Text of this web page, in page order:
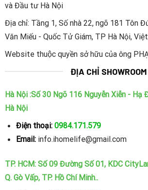
và Đầu tư Hà Nội
Địa chỉ: Tầng 1, Số nhà 22, ngõ 181 Tôn
Văn Miếu - Quốc Tử Giám, TP Hà Nội,
Website thuộc quyền sở hữu của ông
ĐỊA CHỈ SHOWROOM
Hà Nội :Số 30 Ngõ 116 Nguyễn Xiễn - Hạ
Hà Nội
Điện thoại: 0984.171.579
Email: info.ihomelife@gmail.com
TP. HCM: Số 09 Đường Số 01, KDC
Q. Gò Vấp, TP. Hồ Chí Minh..